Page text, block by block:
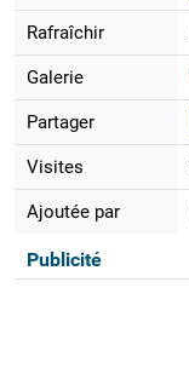
Rafraîchir
Galerie
Partager
Visites
Ajoutée par
Publicité